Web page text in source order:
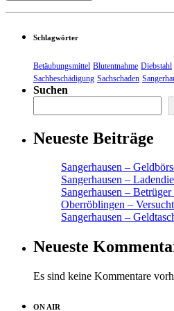
Schlagwörter
Betäubungsmittel Blutentnahme Diebstahl
Sachbeschädigung Sachschaden
Suchen
Neueste Beiträge
Sangerhausen –
Sangerhausen –
Sangerhausen –
Oberröblingen –
Sangerhausen –
Neueste
Es sind keine Kommentare
ON AIR